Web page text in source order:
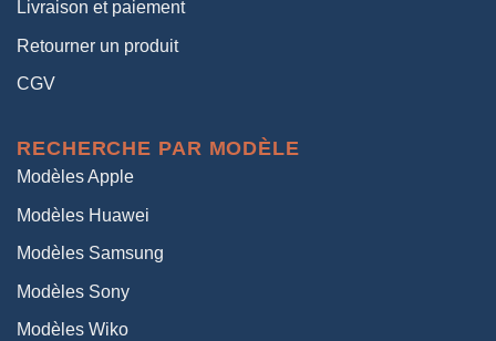
Livraison et paiement
Retourner un produit
CGV
RECHERCHE PAR MODÈLE
Modèles Apple
Modèles Huawei
Modèles Samsung
Modèles Sony
Modèles Wiko